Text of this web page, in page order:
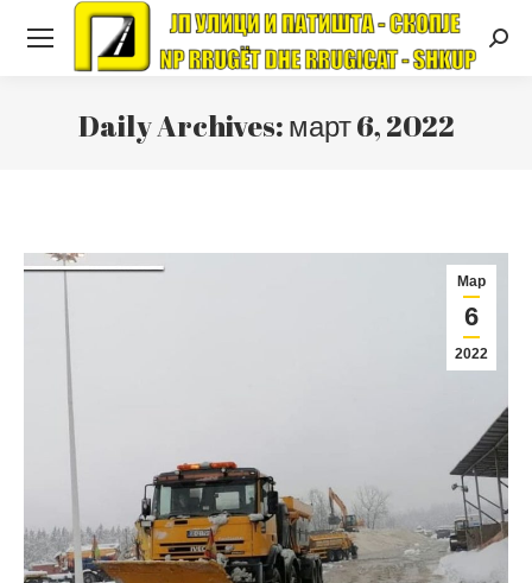
Daily Archives:март 6, 2022
Мар
6
2022